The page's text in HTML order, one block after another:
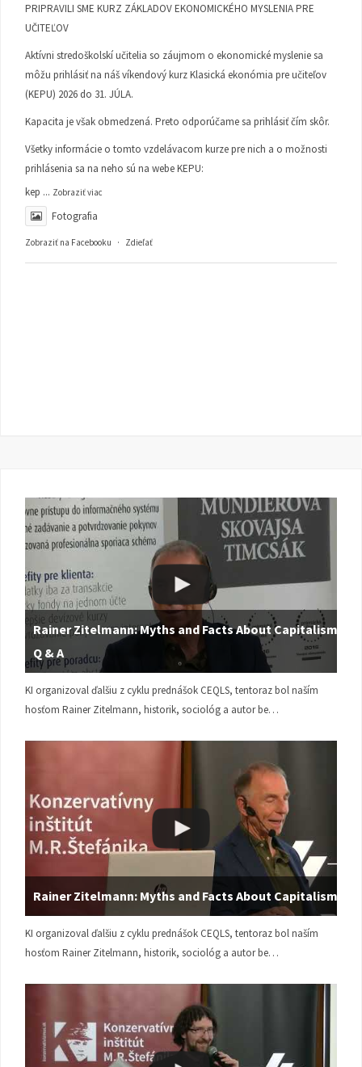
PRIPRAVILI SME KURZ ZÁKLADOV EKONOMICKÉHO MYSLENIA PRE
UČITEĽOV
Aktívni stredoškolskí učitelia so záujmom o ekonomické myslenie sa
môžu prihlásiť na náš víkendový kurz Klasická ekonómia pre učiteľov
(KEPU) 2026 do 31. JÚLA.
Kapacita je však obmedzená. Preto odporúčame sa prihlásiť čím skôr.
Všetky informácie o tomto vzdelávacom kurze pre nich a o možnosti
prihlásenia sa na neho sú na webe KEPU:
kep ... Zobraziť viac
Fotografia
Zobraziť na Facebooku · Zdieľať
Rainer Zitelmann: Myths and Facts About Capitalism |
Q & A
KI organizoval ďalšiu z cyklu prednášok CEQLS, tentoraz bol naším
hosťom Rainer Zitelmann, historik, sociológ a autor be…
Rainer Zitelmann: Myths and Facts About Capitalism
KI organizoval ďalšiu z cyklu prednášok CEQLS, tentoraz bol naším
hosťom Rainer Zitelmann, historik, sociológ a autor be…